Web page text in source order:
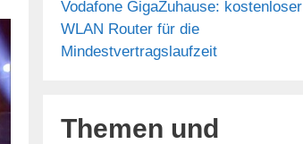
Vodafone GigaZuhause: kostenloser
WLAN Router für die
Mindestvertragslaufzeit
Themen und